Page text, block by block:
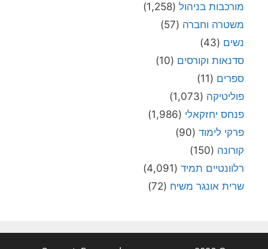
מורכבות בניהול (1,258)
משטרה וחברה (57)
נשים (43)
סדנאות וקורסים (10)
ספרים (11)
פוליטיקה (1,073)
פנחס יחזקאלי (1,986)
פרקי לימוד (90)
קורונה (150)
רלוונטיים תמיד (4,091)
שרית אונגר משיח (72)